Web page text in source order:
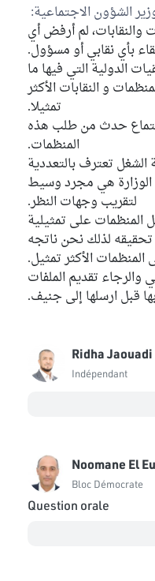
الشؤون الاجتماعية:
والنقابات، لم أرفض أي
بأي نقابي أو مسؤول.
الدولية التي فيها ما
و النقابات الأكثر
تمثيلا.
حدث من طلب هذه
المنظمات.
الشغل تعترف بالتعددية
الوزارة هي مجرد وسيط
لتقريب وجهات النظر.
المنظمات على تمثيلية
لذلك نحن ناتجه
المنظمات الأكثر تمثيل.
تقديم الملفات
قبل ارسلها إلى جنيف.
Ridha Jaouadi
Indépendant
Noomane El
Bloc Démocrate
Question orale